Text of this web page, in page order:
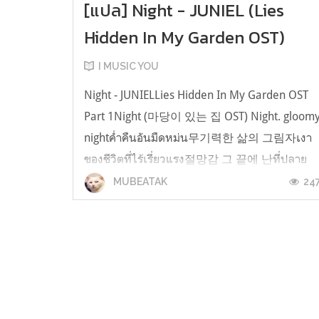
[แปล] Night - JUNIEL (Lies
Hidden In My Garden OST)
I MUSIC YOU
Night - JUNIELLies Hidden In My Garden OST
Part 1Night (마당이 있는 집 OST) Night.
nightค่ำคืนอันมืดหม่น무기력한 삶의 그림자เงา
ของชีวิตที่ไร้เรี่ยวแรง절망감 그 끝에 난ที่ปลาย
ทางของความสิ้นหวัง구원을 쫓아ฉันได้แต่ตามหา
หนทางแห่งการอยู่รอด누구도 알 수 없는โดยไม่มี
MUBEATAK